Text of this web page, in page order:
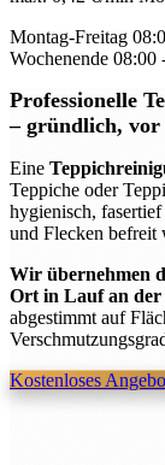
Montag-Freitag
Wochenende 08:00
Professionelle
– gründlich,
Eine
Teppiche oder
hygienisch,
und Flecken befreit
Wir übernehmen
Ort in Lauf an der
abgestimmt auf
Kostenloses